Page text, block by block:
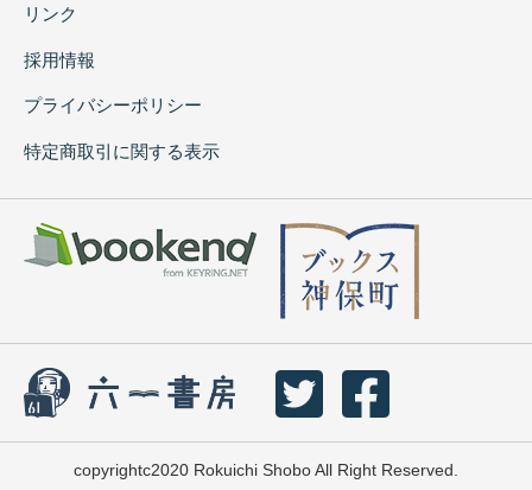
リンク
採用情報
プライバシーポリシー
特定商取引に関する表示
copyrightc2020 Rokuichi Shobo All Right Reserved.